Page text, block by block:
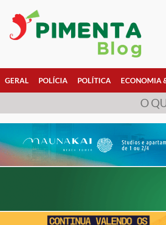
GERAL POLÍCIA POLÍTICA ECONOMIA
O